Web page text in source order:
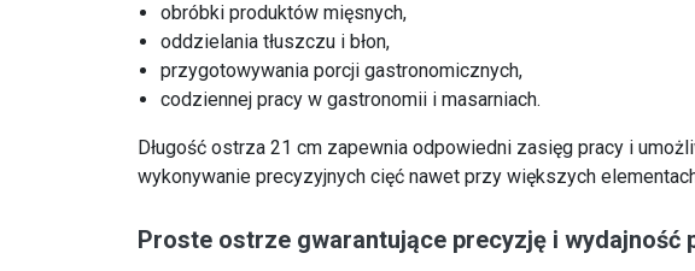
obróbki produktów mięsnych,
oddzielania tłuszczu i błon,
przygotowywania porcji gastronomicznych,
codziennej pracy w gastronomii i masarniach.
Długość ostrza 21 cm zapewnia odpowiedni zasięg pracy i
wykonywanie precyzyjnych cięć nawet przy większych
Proste ostrze gwarantujące precyzję i wydajność